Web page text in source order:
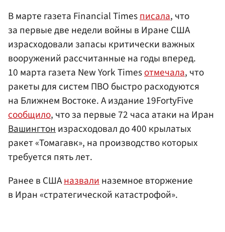
В марте газета Financial Timesписала, что
за первые две недели войны в Иране США
израсходовали запасы критически важных
вооружений рассчитанные на годы вперед.
10 марта газета New York Timesотмечала, что
ракеты для систем ПВО быстро расходуются
на Ближнем Востоке. А издание 19FortyFive
сообщило, что за первые 72 часа атаки на Иран
Вашингтонизрасходовал до 400 крылатых
ракет «Томагавк», на производство которых
требуется пять лет.
Ранее в СШАназвалиназемное вторжение
в Иран «стратегической катастрофой».